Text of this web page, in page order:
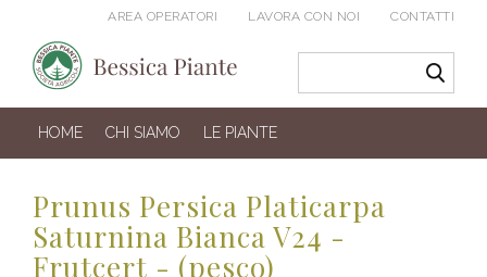
AREA OPERATORI LAVORA CON NOI CONTATTI
HOME CHI SIAMO LE PIANTE
Prunus Persica Platicarpa
Saturnina Bianca V24 -
Frutcert - (pesco)